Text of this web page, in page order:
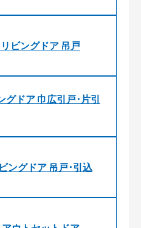
ビングドア 吊戸
ドア 巾広引戸･片引
ングドア 吊戸･引込